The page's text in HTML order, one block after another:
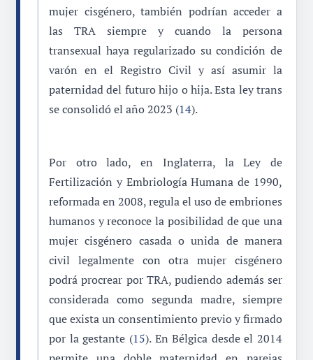
mujer cisgénero, también podrían acceder a
las TRA siempre y cuando la persona
transexual haya regularizado su condición de
varón en el Registro Civil y así asumir la
paternidad del futuro hijo o hija. Esta ley trans
se consolidó el año 2023 (14).
Por otro lado, en Inglaterra, la Ley de
Fertilización y Embriología Humana de 1990,
reformada en 2008, regula el uso de embriones
humanos y reconoce la posibilidad de que una
mujer cisgénero casada o unida de manera
civil legalmente con otra mujer cisgénero
podrá procrear por TRA, pudiendo además ser
considerada como segunda madre, siempre
que exista un consentimiento previo y firmado
por la gestante (15). En Bélgica desde el 2014